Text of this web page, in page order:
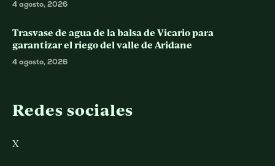
4 agosto, 2026
Trasvase de agua de la balsa de Vicario para
garantizar el riego del valle de Aridane
4 agosto, 2026
Redes sociales
X